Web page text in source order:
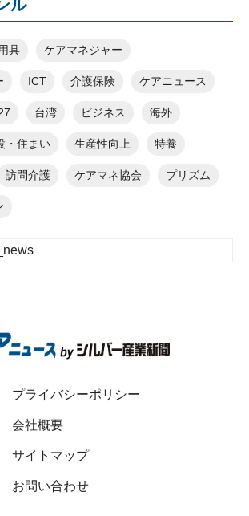
ル
具 ケアマネジャー
ICT 介護保険 ケアニュース
台湾 ビジネス 海外
・住まい 生産性向上 特養
訪問介護 ケアマネ協会 プリズム
プライバシーポリシー
会社概要
サイトマップ
お問い合わせ